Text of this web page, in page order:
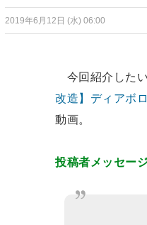
2019年6月12日 (水) 06:00
今回紹介したい
改造】ディアボ
動画。
投稿者メッセー